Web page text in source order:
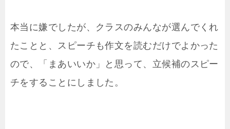
本当に嫌でしたが、クラスのみんなが選んでくれ
たことと、スピーチも作文を読むだけでよかった
ので、「まあいいか」と思って、立候補のスピー
チをすることにしました。